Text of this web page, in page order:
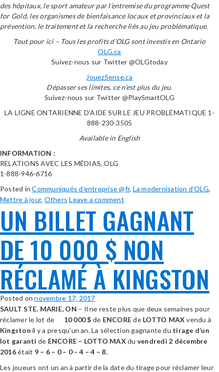
des hôpitaux, le sport amateur par l’entremise du programme Quest
for Gold, les organismes de bienfaisance locaux et provinciaux et la
prévention, le traitement et la recherche liés au jeu problématique.
Tout pour ici – Tous les profits d’OLG sont investis en Ontario
OLG.ca
Suivez-nous sur Twitter @OLGtoday
JouezSense.ca
Dépasser ses limites, ce n’est plus du jeu.
Suivez-nous sur Twitter @PlaySmartOLG
LA LIGNE ONTARIENNE D’AIDE SUR LE JEU PROBLÉMATIQUE 1-
888-230-3505
Available in English
INFORMATION :
RELATIONS AVEC LES MÉDIAS, OLG
1-888-946-6716
Posted inCommuniqués d’entreprise @fr, La modernisation d’OLG,
Mettre à jour, Others Leave a comment
UN BILLET GAGNANT
DE 10 000 $ NON
RÉCLAMÉ À KINGSTON
Posted onnovembre 17, 2017
SAULT STE. MARIE, ON – Il ne reste plus que deux semaines pour
réclamer le lot de 10 000 $ de ENCOREdeLOTTO MAXvendu à
Kingstonil y a presqu’un an. La sélection gagnante du tirage d’un
lot garanti de ENCORE – LOTTO MAXdu vendredi 2 décembre
2016était 9 – 6 – 0 – 0 – 4 – 4 – 8.
Les joueurs ont un an à partir de la date du tirage pour réclamer leur